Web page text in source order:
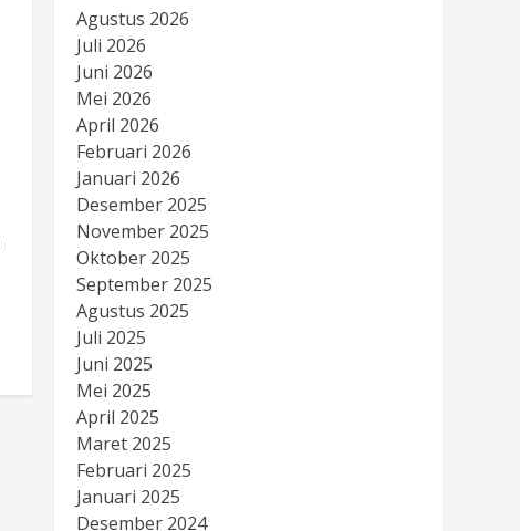
Agustus 2026
Juli 2026
Juni 2026
Mei 2026
April 2026
Februari 2026
Januari 2026
Desember 2025
November 2025
Oktober 2025
September 2025
Agustus 2025
Juli 2025
Juni 2025
Mei 2025
April 2025
Maret 2025
Februari 2025
Januari 2025
Desember 2024